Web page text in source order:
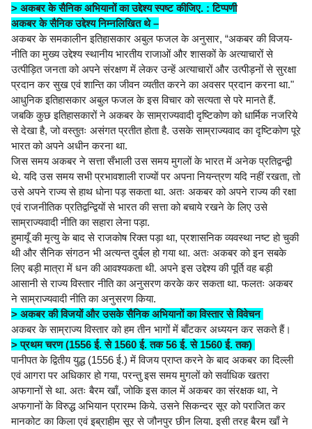
> अकबर के सैनिक अभियानों का उद्देश्य स्पष्ट कीजिए. : टिप्पणी
अकबर के सैनिक उद्देश्य निम्नलिखित थे –
अकबर के समकालीन इतिहासकार अबुल फजल के अनुसार, “अकबर की विजय-
नीति का मुख्य उद्देश्य स्थानीय भारतीय राजाओं और शासकों के अत्याचारों से
उत्पीड़ित जनता को अपने संरक्षण में लेकर उन्हें अत्याचारों और उत्पीड़नों से सुरक्षा
प्रदान कर सुख एवं शान्ति का जीवन व्यतीत करने का अवसर प्रदान करना था."
आधुनिक इतिहासकार अबुल फजल के इस विचार को सत्यता से परे मानते हैं.
जबकि कुछ इतिहासकारों ने अकबर के साम्राज्यवादी दृष्टिकोण को धार्मिक नजरिये
से देखा है, जो वस्तुतः असंगत प्रतीत होता है. उसके साम्राज्यवाद का दृष्टिकोण पूरे
भारत को अपने अधीन करना था.
जिस समय अकबर ने सत्ता सँभाली उस समय मुगलों के भारत में अनेक प्रतिद्वन्द्वी
थे. यदि उस समय सभी प्रभावशाली राज्यों पर अपना नियन्त्रण यदि नहीं रखता, तो
उसे अपने राज्य से हाथ धोना पड़ सकता था. अतः अकबर को अपने राज्य की रक्षा
एवं राजनीतिक प्रतिद्वन्द्वियों से भारत की सत्ता को बचाये रखने के लिए उसे
साम्राज्यवादी नीति का सहारा लेना पड़ा.
हुमायूँ की मृत्यु के बाद से राजकोष रिक्त पड़ा था, प्रशासनिक व्यवस्था नष्ट हो चुकी
थी और सैनिक संगठन भी अत्यन्त दुर्बल हो गया था. अतः अकबर को इन सबके
लिए बड़ी मात्रा में धन की आवश्यकता थी. अपने इस उद्देश्य की पूर्ति वह बड़ी
आसानी से राज्य विस्तार नीति का अनुसरण करके कर सकता था. फलतः अकबर
ने साम्राज्यवादी नीति का अनुसरण किया.
> अकबर की विजयों और उसके सैनिक अभियानों का विस्तार से विवेचन
अकबर के साम्राज्य विस्तार को हम तीन भागों में बाँटकर अध्ययन कर सकते हैं।
> प्रथम चरण (1556 ई. से 1560 ई. तक 56 ई. से 1560 ई. तक)
पानीपत के द्वितीय युद्ध (1556 ई.) में विजय प्राप्त करने के बाद अकबर का दिल्ली
एवं आगरा पर अधिकार हो गया, परन्तु इस समय मुगलों को सर्वाधिक खतरा
अफगानों से था. अतः बैरम खाँ, जोकि इस काल में अकबर का संरक्षक था, ने
अफगानों के विरुद्ध अभियान प्रारम्भ किये. उसने सिकन्दर सूर को पराजित कर
मानकोट का किला एवं इब्राहीम सूर से जौनपुर छीन लिया. इसी तरह बैरम खाँ ने